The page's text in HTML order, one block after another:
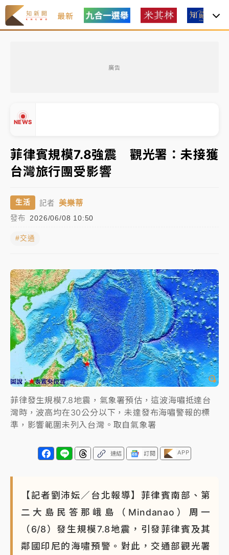
最新
廣告
NEWS
中信慈善基金會想增加董事人數！辜仲諒向法院聲請遭
故宮《龍藏經》特展第2檔！今線上預約開賣一度塞車
周六起展出延長至晚上7時
押庭
父親節泡湯了！中颱白海豚雨彈轟3天 「紅到發紫」降
暑假過三周才推「E宿新北打卡趣」！抽獎程序複雜 觀
旅局回應了
中信慈善基金會想增加董事人數！辜仲諒向法院聲請遭
駁 理由曝光
故宮《龍藏經》特展第2檔！今線上預約開賣一度塞車
周六起展出延長至晚上7時
台東農業處長涉圖利渡假村！東檢抗告成功 今重開羈
父親節泡湯了！中颱白海豚雨彈轟3天 「紅到發紫」降
雨熱區曝
菲律賓規模7.8強震 觀光署：未接獲
台灣旅行團受影響
生活 記者 美樂蒂
發布 2026/06/08 10:50
#交通
菲律發生規模7.8地震，氣象署預估，這波海嘯抵達台
灣時，波高均在30公分以下，未達發布海嘯警報的標
準，影響範圍未列入台灣。取自氣象署
連結 訂閱 APP
【記者劉沛妘／台北報導】菲律賓南部、第
二大島民答那峨島（Mindanao）周一
（6/8）發生規模7.8地震，引發菲律賓及其
鄰國印尼的海嘯預警。對此，交通部觀光署